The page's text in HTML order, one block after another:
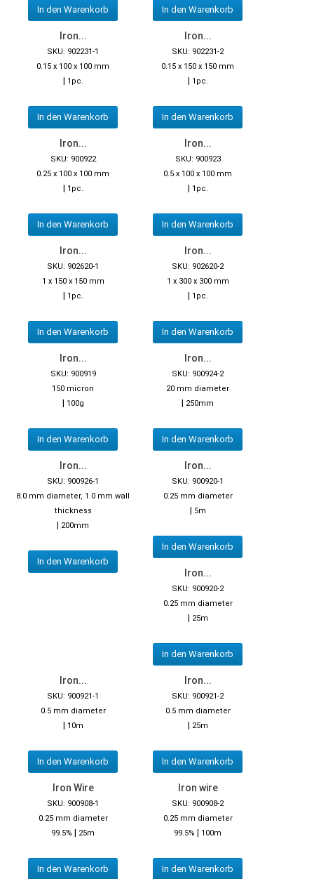
In den Warenkorb In den Warenkorb
Iron...
SKU: 902231-1
0.15 x 100 x 100 mm
| 1pc.
In den Warenkorb
Iron...
SKU: 902231-2
0.15 x 150 x 150 mm
| 1pc.
In den Warenkorb
Iron...
SKU: 900922
0.25 x 100 x 100 mm
| 1pc.
In den Warenkorb
Iron...
SKU: 900923
0.5 x 100 x 100 mm
| 1pc.
In den Warenkorb
Iron...
SKU: 902620-1
1 x 150 x 150 mm
| 1pc.
In den Warenkorb
Iron...
SKU: 902620-2
1 x 300 x 300 mm
| 1pc.
In den Warenkorb
Iron...
SKU: 900919
150 micron
| 100g
In den Warenkorb
Iron...
SKU: 900924-2
20 mm diameter
| 250mm
In den Warenkorb
Iron...
SKU: 900926-1
8.0 mm diameter, 1.0 mm wall
thickness
| 200mm
In den Warenkorb
Iron...
SKU: 900920-1
0.25 mm diameter
| 5m
In den Warenkorb
Iron...
SKU: 900920-2
0.25 mm diameter
| 25m
In den Warenkorb
Iron...
SKU: 900921-1
0.5 mm diameter
| 10m
In den Warenkorb
Iron...
SKU: 900921-2
0.5 mm diameter
| 25m
In den Warenkorb
Iron Wire
SKU: 900908-1
0.25 mm diameter
99.5% | 25m
In den Warenkorb
Iron wire
SKU: 900908-2
0.25 mm diameter
99.5% | 100m
In den Warenkorb